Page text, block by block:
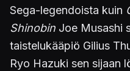
Sega-legendoista kuin
Shinobin Joe Musashi
taistelukääpiö Gilius
Ryo Hazuki sen sijaan